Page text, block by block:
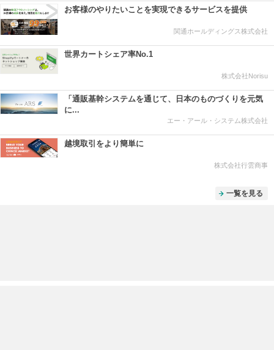
お客様のやりたいことを実現できるサービスを提供
関通ホールディングス株式会社
世界カートシェア率No.1
株式会社Norisu
「通販基幹システムを通じて、日本のものづくりを元気
に...
エー・アール・システム株式会社
越境取引をより簡単に
株式会社行雲商事
一覧を見る